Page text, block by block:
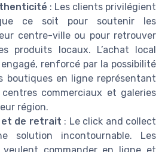
: Les clients privilégient
ce soit pour soutenir les
centre-ville ou pour retrouver
produits locaux. L’achat local
renforcé par la possibilité
boutiques en ligne représentant
commerciaux et galeries
région.
et de retrait : Le click and collect
solution incontournable. Les